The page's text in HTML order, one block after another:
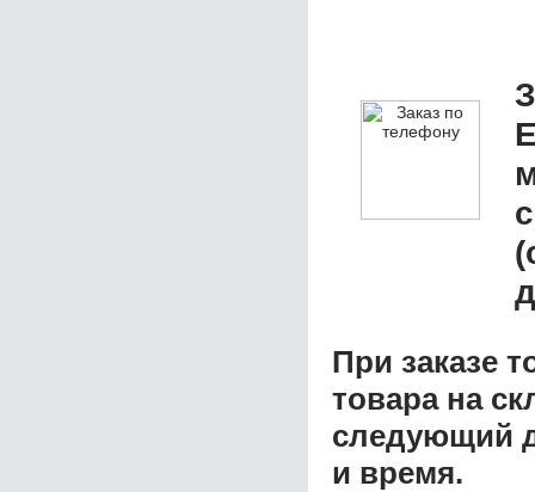
При заказе
товара на
следующий
и время.